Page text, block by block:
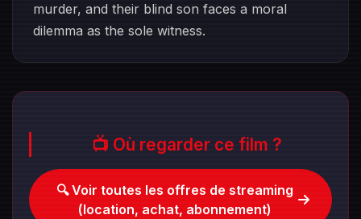
murder, and their blind son faces a moral
dilemma as the sole witness.
📺 Où regarder ce film ?
🔍 Voir toutes les offres de streaming
(location, achat, abonnement)